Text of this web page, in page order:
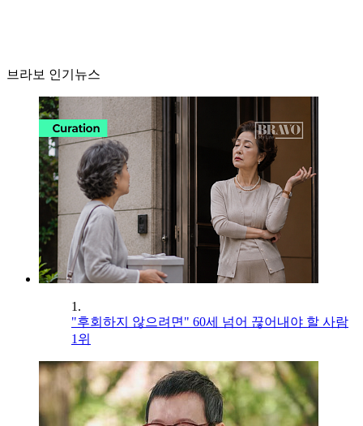
브라보 인기뉴스
1.
"후회하지 않으려면" 60세 넘어 끊어내야 할 사람
1위